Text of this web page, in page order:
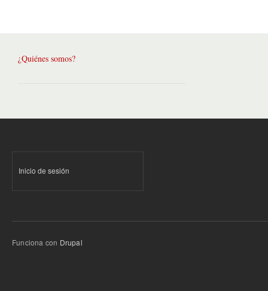
¿Quiénes somos?
Inicio de sesión
Funciona con Drupal